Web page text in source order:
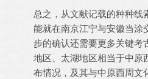
总之，从文献记载的种种线
能就在南京江宁与安徽当涂
步的确认还需要更多关键考
地区、太湖地区相当于中原
布情况，及其与中原西周文